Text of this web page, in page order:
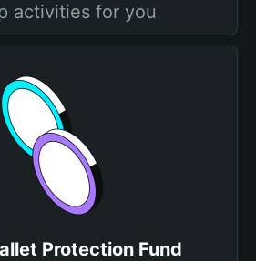
activities for you
Protection Fund